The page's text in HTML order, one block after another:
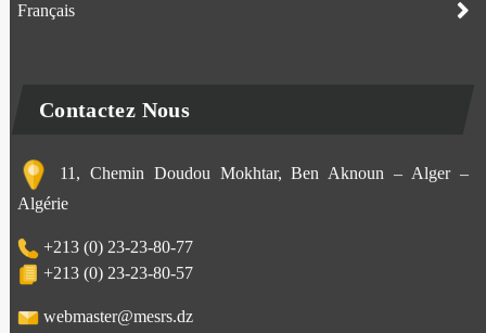
Français
Contactez Nous
11, Chemin Doudou Mokhtar, Ben Aknoun – Alger –
Algérie
+213 (0) 23-23-80-77
+213 (0) 23-23-80-57
webmaster@mesrs.dz